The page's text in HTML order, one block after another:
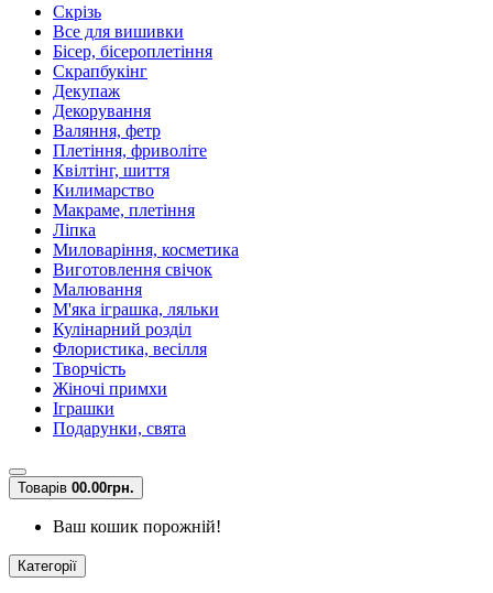
Скрізь
Все для вишивки
Бісер, бісероплетіння
Скрапбукінг
Декупаж
Декорування
Валяння, фетр
Плетіння, фриволіте
Квілтінг, шиття
Килимарство
Макраме, плетіння
Ліпка
Миловаріння, косметика
Виготовлення свічок
Малювання
М'яка іграшка, ляльки
Кулінарний розділ
Флористика, весілля
Творчість
Жіночі примхи
Іграшки
Подарунки, свята
Товарів 00.00грн.
Ваш кошик порожній!
Категорії